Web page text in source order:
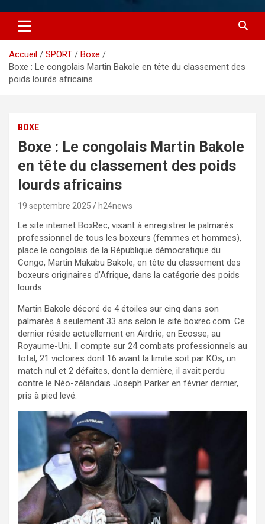
Accueil SPORT
Boxe
Boxe : Le congolais Martin Bakole en tête du classement des
poids lourds africains
BOXE
Boxe : Le congolais Martin Bakole
en tête du classement des poids
lourds africains
19 septembre 2025 h24news
Le site internet BoxRec, visant à enregistrer le palmarès
professionnel de tous les boxeurs (femmes et hommes),
place le congolais de la République démocratique du
Congo, Martin Makabu Bakole, en tête du classement des
boxeurs originaires d’Afrique, dans la catégorie des poids
lourds.
Martin Bakole décoré de 4 étoiles sur cinq dans son
palmarès à seulement 33 ans selon le site boxrec.com. Ce
dernier réside actuellement en Airdrie, en Ecosse, au
Royaume-Uni. Il compte sur 24 combats professionnels au
total, 21 victoires dont 16 avant la limite soit par KOs, un
match nul et 2 défaites, dont la dernière, il avait perdu
contre le Néo-zélandais Joseph Parker en février dernier,
pris à pied levé.